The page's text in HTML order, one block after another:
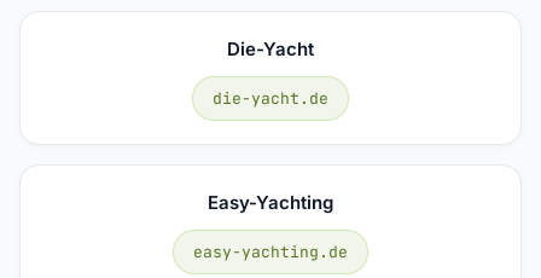
Die-Yacht
die-yacht.de
Easy-Yachting
easy-yachting.de